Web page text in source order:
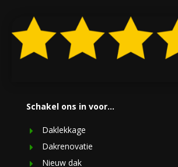
Schakel ons in voor…
Daklekkage
Dakrenovatie
Nieuw dak